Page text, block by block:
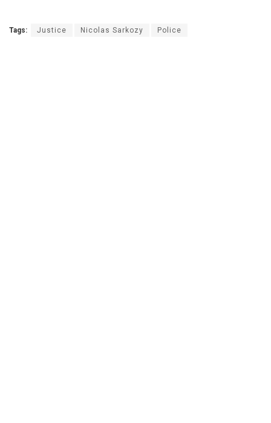
Tags: Justice Nicolas Sarkozy Police